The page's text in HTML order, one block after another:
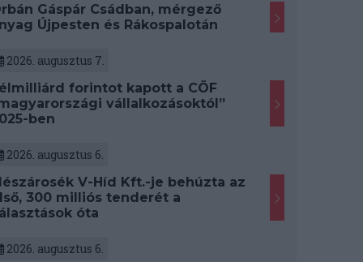
Gáspár Csádban, mérgező
Újpesten és Rákospalotán
2026. augusztus 7.
forintot kapott a CÖF
vállalkozásoktól”
ben
2026. augusztus 6.
V-Híd Kft.-je behúzta az
300 milliós tenderét a
óta
2026. augusztus 6.